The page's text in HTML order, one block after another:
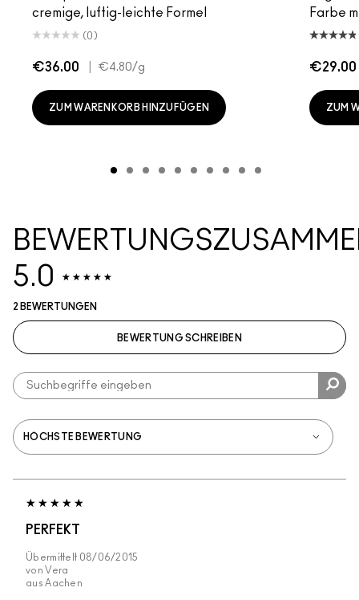
cremige, luftig-leichte Formel
(0)
€36.00 €4.80/g
ZUM WARENKORB HINZUFÜGEN
Farbe
€29.00
ZUM
5.0
2 BEWERTUNGEN
BEWERTUNG SCHREIBEN
PERFEKT
Übermittelt 08/06/2015
von Vera
aus Aachen